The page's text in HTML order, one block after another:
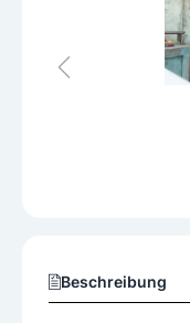
Beschreibung